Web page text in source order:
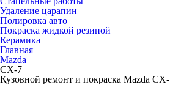
Удаление царапин
Полировка авто
Покраска жидкой резиной
Керамика
Главная
Mazda
CX-7
Кузовной ремонт и покраска Mazda